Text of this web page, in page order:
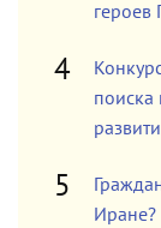
Иране?